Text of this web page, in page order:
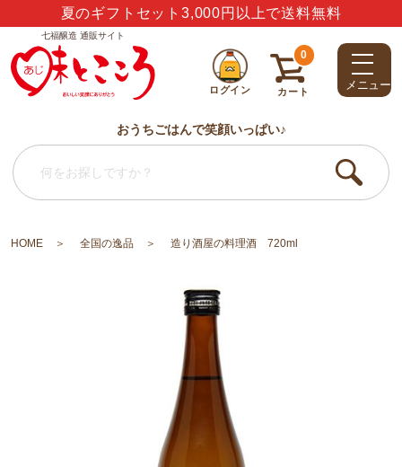
夏のギフトセット3,000円以上で送料無料
七福醸造 通販サイト
ログイン
0
カート メニュー
おうちごはんで笑顔いっぱい♪
HOME 全国の逸品 造り酒屋の料理酒 720ml